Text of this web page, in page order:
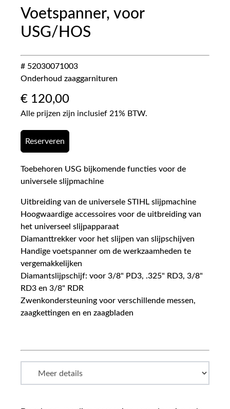
Voetspanner, voor
USG/HOS
# 52030071003
Onderhoud zaaggarnituren
€ 120,00
Alle prijzen zijn inclusief 21% BTW.
Reserveren
Toebehoren USG bijkomende functies voor de
universele slijpmachine
Uitbreiding van de universele STIHL slijpmachine
Hoogwaardige accessoires voor de uitbreiding van
het universeel slijpapparaat
Diamanttrekker voor het slijpen van slijpschijven
Handige voetspanner om de werkzaamheden te
vergemakkelijken
Diamantslijpschijf: voor 3/8" PD3, .325" RD3, 3/8"
RD3 en 3/8" RDR
Zwenkondersteuning voor verschillende messen,
zaagkettingen en en zaagbladen